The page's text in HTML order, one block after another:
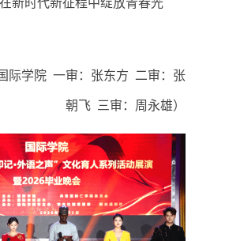
新时代新征程中绽放青春光
际学院 一审：张东方 二审：张
朝飞 三审：周永雄）